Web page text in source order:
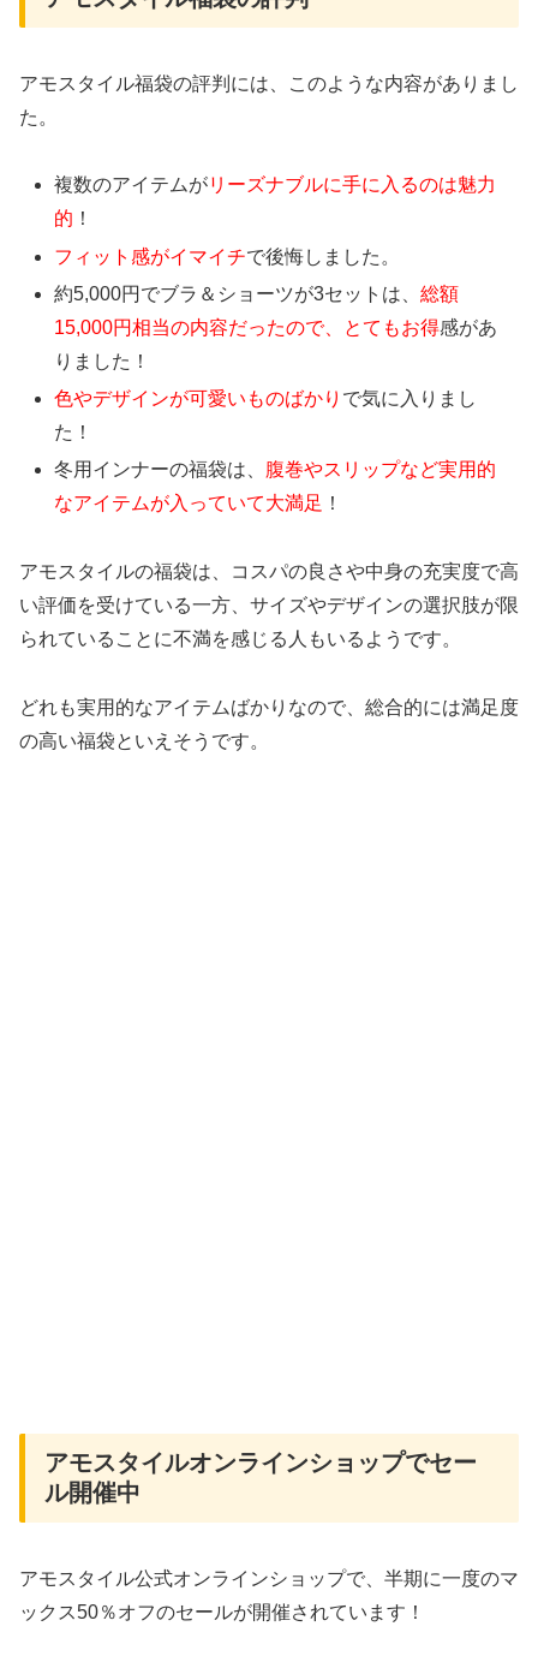
アモスタイル福袋の評判には、このような内容がありまし
た。
複数のアイテムがリーズナブルに手に入るのは魅力
的 ！
フィット感がイマイチで後悔しました。
約5,000円でブラ＆ショーツが3セットは、総額
15,000円相当の内容だったので、とてもお得感があ
りました！
色やデザインが可愛いものばかり で気に入りまし
た！
冬用インナーの福袋は、 腹巻やスリップなど実用的
なアイテムが入っていて大満足 ！
アモスタイルの福袋は、コスパの良さや中身の充実度で高
い評価を受けている一方、サイズやデザインの選択肢が限
られていることに不満を感じる人もいるようです。
どれも実用的なアイテムばかりなので、総合的には満足度
の高い福袋といえそうです。
アモスタイルオンラインショップでセー
ル開催中
アモスタイル公式オンラインショップで、半期に一度のマ
ックス50％オフのセールが開催されています！